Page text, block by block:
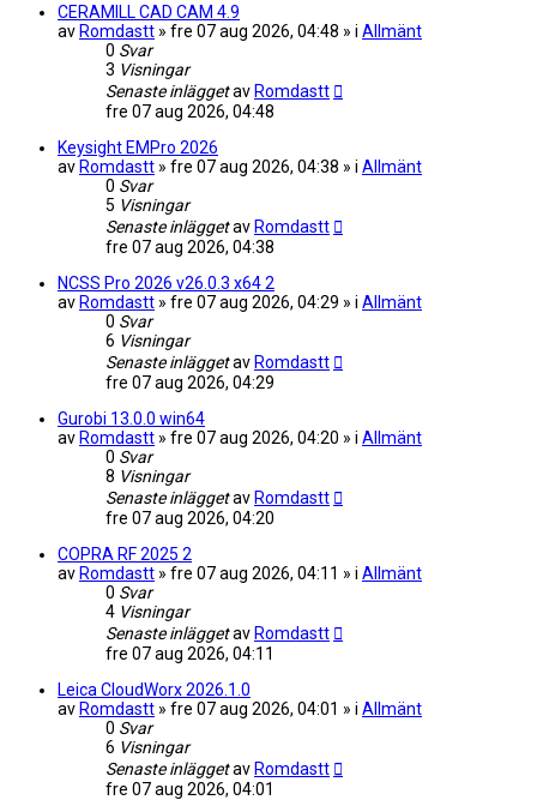
CERAMILL CAD CAM 4.9
av Romdastt » fre 07 aug 2026, 04:48 » i Allmänt
0 Svar
3 Visningar
Senaste inläggetav Romdastt
fre 07 aug 2026, 04:48
Keysight EMPro 2026
av Romdastt » fre 07 aug 2026, 04:38 » i Allmänt
0 Svar
5 Visningar
Senaste inläggetav Romdastt
fre 07 aug 2026, 04:38
NCSS Pro 2026 v26.0.3 x64 2
av Romdastt » fre 07 aug 2026, 04:29 » i Allmänt
0 Svar
6 Visningar
Senaste inläggetav Romdastt
fre 07 aug 2026, 04:29
Gurobi 13.0.0 win64
av Romdastt » fre 07 aug 2026, 04:20 » i Allmänt
0 Svar
8 Visningar
Senaste inläggetav Romdastt
fre 07 aug 2026, 04:20
COPRA RF 2025 2
av Romdastt » fre 07 aug 2026, 04:11 » i Allmänt
0 Svar
4 Visningar
Senaste inläggetav Romdastt
fre 07 aug 2026, 04:11
Leica CloudWorx 2026.1.0
av Romdastt » fre 07 aug 2026, 04:01 » i Allmänt
0 Svar
6 Visningar
Senaste inläggetav Romdastt
fre 07 aug 2026, 04:01